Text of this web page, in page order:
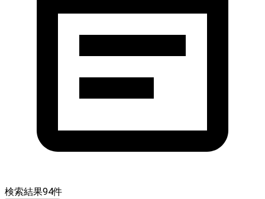
検索結果94件